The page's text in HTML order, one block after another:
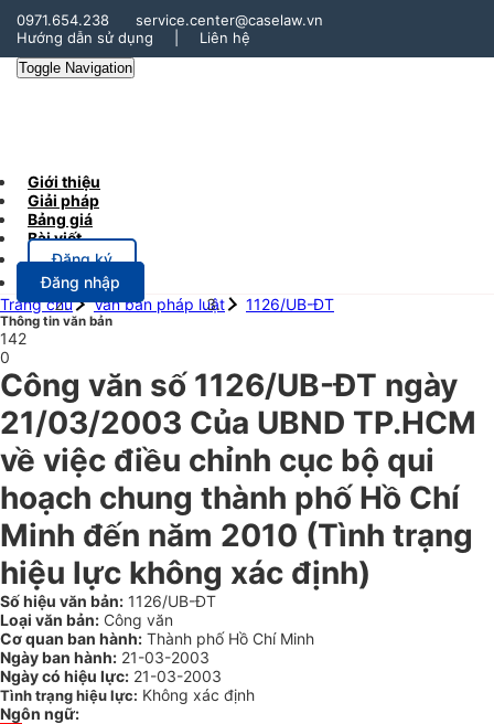
0971.654.238
service.center@caselaw.vn
Hướng dẫn sử dụng
Liên hệ
Toggle Navigation
Giới thiệu
Giải pháp
Bảng giá
Bài viết
Đăng ký
Đăng nhập
Trang chủ
Văn bản pháp luật 1126/UB-ĐT
Thông tin văn bản
142
0
Công văn số 1126/UB-ĐT ngày
21/03/2003 Của UBND TP.HCM
về việc điều chỉnh cục bộ qui
hoạch chung thành phố Hồ Chí
Minh đến năm 2010 (Tình trạng
hiệu lực không xác định)
Số hiệu văn bản: 1126/UB-ĐT
Loại văn bản: Công văn
Cơ quan ban hành: Thành phố Hồ Chí Minh
Ngày ban hành: 21-03-2003
Ngày có hiệu lực: 21-03-2003
Tình trạng hiệu lực: Không xác định
Ngôn ngữ: